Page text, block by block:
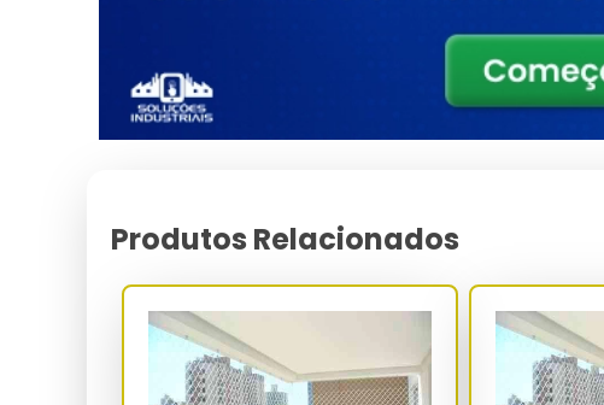
A resistência ao envelhecimento natural é
intemperismo QUV conforme ASTM G-154, equivalendo
condensação a 50°C), sem perda superior a 8% na
Amine Light Stabilizer) eleva o MTBF da rede para faixa
coletiva primária para contenção de queda de
acidentes chega a 72%, e o ROI do investimento é
A linha residencial para apartamentos, sacadas e
mm e malha de 3x3 cm, oferecendo estanqueidade
ventilação natural e a entrada de luz. Cada rolo passa
e ensaio de abrasão Taber (CS-10 - 1.000 ciclos) superior
Produtos Relacionados